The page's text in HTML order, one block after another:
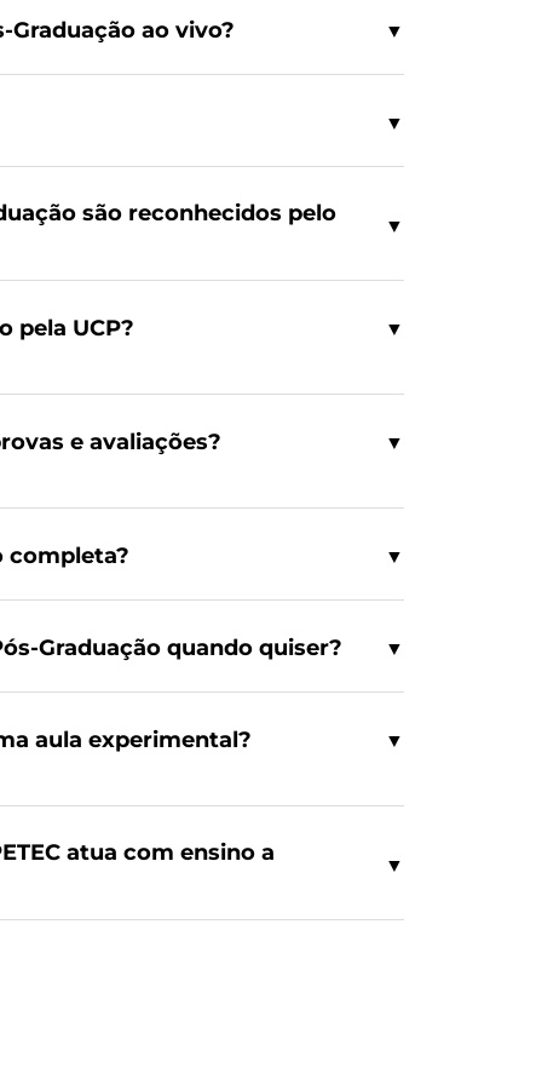
Graduação ao vivo? ▼
▼
são reconhecidos pelo ▼
pela UCP? ▼
e avaliações? ▼
completa? ▼
Graduação quando quiser? ▼
aula experimental? ▼
atua com ensino a ▼